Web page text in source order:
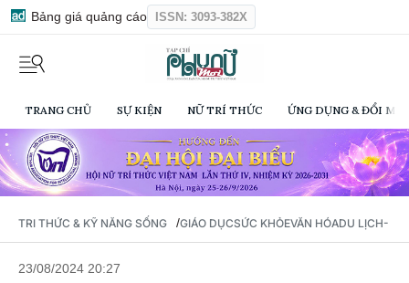
Bảng giá quảng cáo ISSN: 3093-382X
TRANG CHỦ SỰ KIỆN NỮ TRÍ THỨC ỨNG DỤNG & ĐỔI
TRI THỨC & KỸ NĂNG SỐNG /GIÁO DỤCSỨC KHỎEVĂN HÓADU LỊCH-
23/08/2024 20:27